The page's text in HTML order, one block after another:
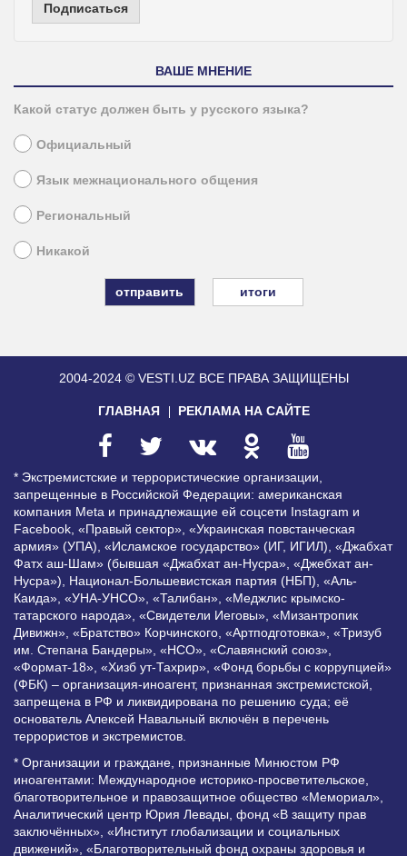
Подписаться
ВАШЕ МНЕНИЕ
Какой статус должен быть у русского языка?
Официальный
Язык межнационального общения
Региональный
Никакой
итоги
2004-2024 © VESTI.UZ ВСЕ ПРАВА ЗАЩИЩЕНЫ
ГЛАВНАЯ РЕКЛАМА НА САЙТЕ
* Экстремистские и террористические организации,
запрещенные в Российской Федерации: американская
компания Meta и принадлежащие ей соцсети Instagram и
Facebook, «Правый сектор», «Украинская повстанческая
армия» (УПА), «Исламское государство» (ИГ, ИГИЛ), «Джабхат
Фатх аш-Шам» (бывшая «Джабхат ан-Нусра», «Джебхат ан-
Нусра»), Национал-Большевистская партия (НБП), «Аль-
Каида», «УНА-УНСО», «Талибан», «Меджлис крымско-
татарского народа», «Свидетели Иеговы», «Мизантропик
Дивижн», «Братство» Корчинского, «Артподготовка», «Тризуб
им. Степана Бандеры», «НСО», «Славянский союз»,
«Формат-18», «Хизб ут-Тахрир», «Фонд борьбы с коррупцией»
(ФБК) – организация-иноагент, признанная экстремистской,
запрещена в РФ и ликвидирована по решению суда; её
основатель Алексей Навальный включён в перечень
террористов и экстремистов.
* Организации и граждане, признанные Минюстом РФ
иноагентами: Международное историко-просветительское,
благотворительное и правозащитное общество «Мемориал»,
Аналитический центр Юрия Левады, фонд «В защиту прав
заключённых», «Институт глобализации и социальных
движений», «Благотворительный фонд охраны здоровья и